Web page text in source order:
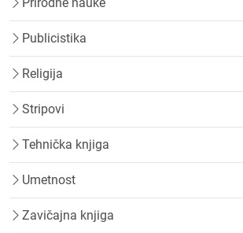
Publicistika
Religija
Stripovi
Tehnička knjiga
Umetnost
Zavičajna knjiga